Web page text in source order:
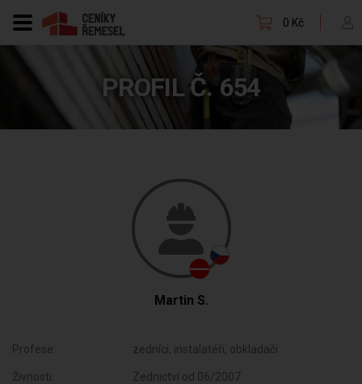
0 Kč
PROFIL Č. 654
Martin S.
Profese: zedníci, instalatéři, obkladači
Živnosti: Zednictví od 06/2007